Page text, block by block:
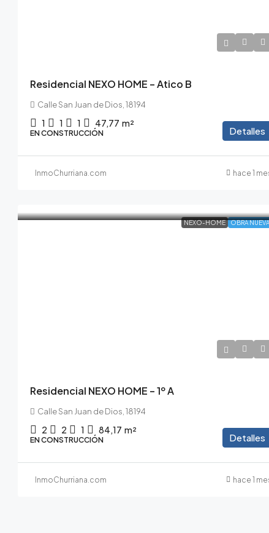
Residencial NEXO HOME – Atico B
Calle San Juan de Dios, 18194
1 1 1 47,77 m²
EN CONSTRUCCIÓN Detalles
InmoChurriana.com hace 1
NEXO-HOME OBRA NUEVA
Residencial NEXO HOME – 1º A
Calle San Juan de Dios, 18194
2 2 1 84,17 m²
EN CONSTRUCCIÓN Detalles
InmoChurriana.com hace 1